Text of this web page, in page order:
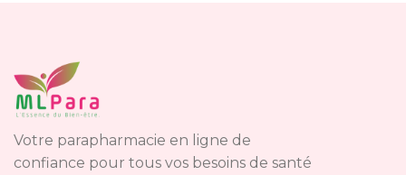
Votre parapharmacie en ligne de
confiance pour tous vos besoins de santé